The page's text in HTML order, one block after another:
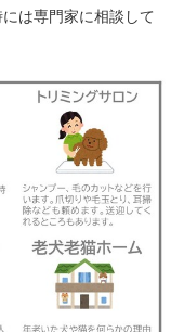
は専門家に相談して